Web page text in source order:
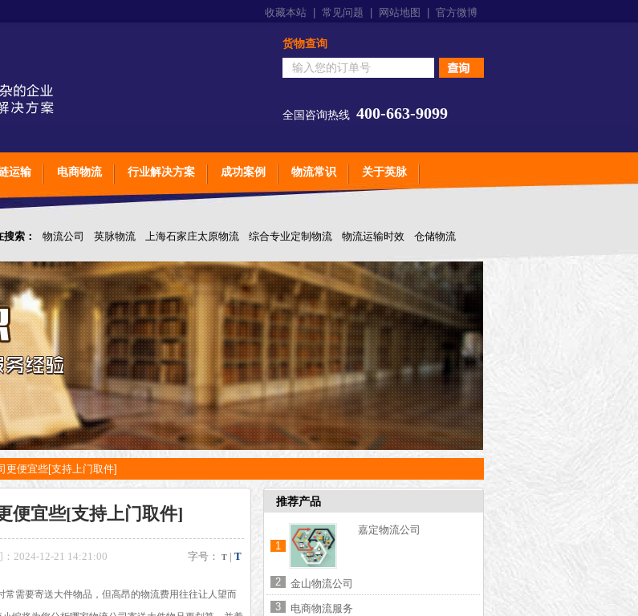
收藏本站 常见问题 网站地图 官方微博
货物查询
全国咨询热线 400-663-9099
运输 电商物流 行业解决方案 成功案例 物流常识 关于英脉
索： 物流公司 英脉物流 上海石家庄太原物流 综合专业定制物流 物流运输时效 仓储物流
专业定制物流 上海石家庄太原综合专业定制物流
更便宜些[支持上门取件]
便宜些[支持上门取件]
字号： T | T
2024-12-21 14:21:00
常需要寄送大件物品，但高昂的物流费用往往让人望而
推荐产品
1
嘉定物流公司
2
金山物流公司
3
电商物流服务